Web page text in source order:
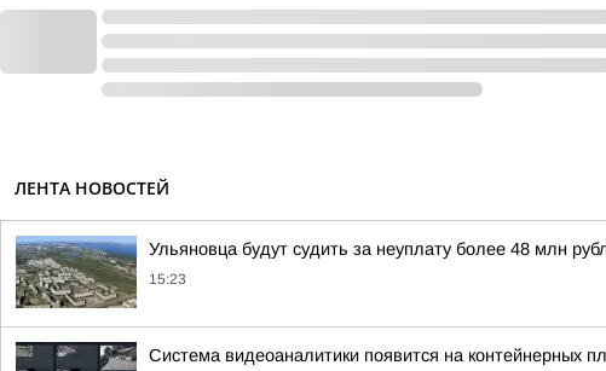
ЛЕНТА НОВОСТЕЙ
Ульяновца будут судить за неуплату более 48 млн
15:23
Система видеоаналитики появится на контейнерных